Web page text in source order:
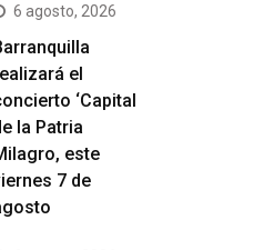
6 agosto, 2026
el
‘Capital
la Patria
este
7 de